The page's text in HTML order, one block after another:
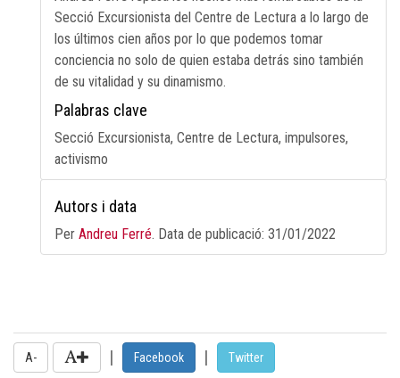
Secció Excursionista del Centre de Lectura a lo largo de
los últimos cien años por lo que podemos tomar
conciencia no solo de quien estaba detrás sino también
de su vitalidad y su dinamismo.
Palabras clave
Secció Excursionista, Centre de Lectura, impulsores,
activismo
Autors i data
Per Andreu Ferré. Data de publicació: 31/01/2022
A- | Facebook | Twitter